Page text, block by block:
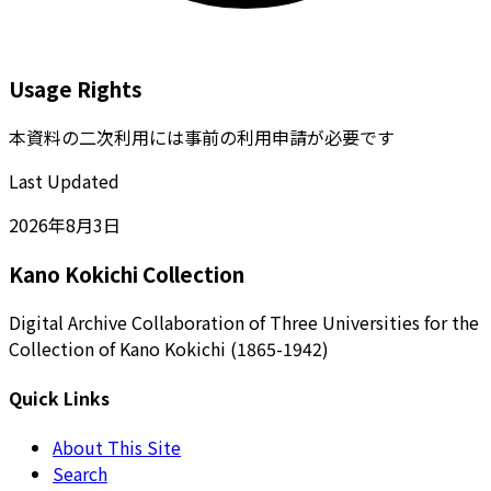
Usage Rights
本資料の二次利用には事前の利用申請が必要です
Last Updated
2026年8月3日
Kano Kokichi Collection
Digital Archive Collaboration of Three Universities for the
Collection of Kano Kokichi (1865-1942)
Quick Links
About This Site
Search